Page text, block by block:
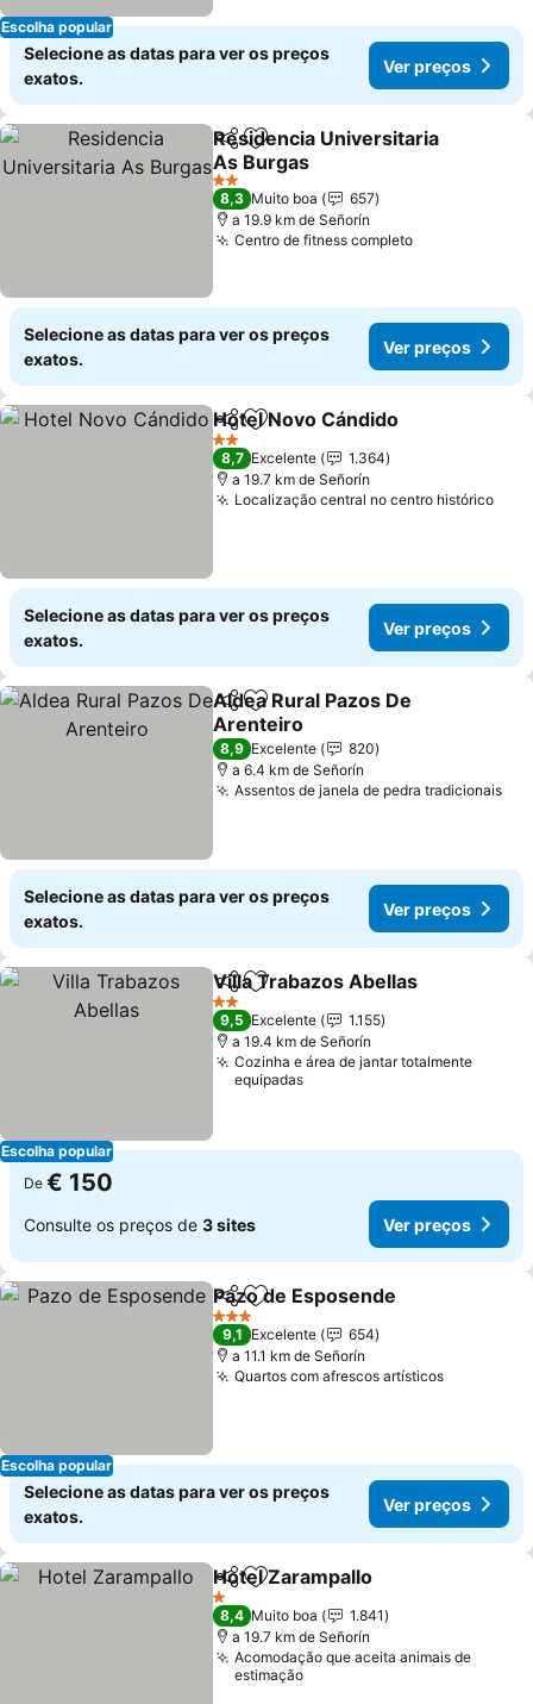
Escolha popular
Selecione as datas para ver os preços
exatos.
Ver preços
PartilharAdicionar aos favoritos
Residencia Universitaria
As Burgas
2 Estrelas
8,3 Muito boa
657
a 19.9 km de Señorín
Centro de fitness completo
Selecione as datas para ver os preços
exatos.
Ver preços
PartilharAdicionar aos favoritos
Hotel Novo Cándido
2 Estrelas
8,7 Excelente
1.364
a 19.7 km de Señorín
Localização central no centro histórico
Selecione as datas para ver os preços
exatos.
Ver preços
PartilharAdicionar aos favoritos
Aldea Rural Pazos De
Arenteiro
8,9 Excelente
820
a 6.4 km de Señorín
Assentos de janela de pedra tradicionais
Selecione as datas para ver os preços
exatos.
Ver preços
Escolha popular
PartilharAdicionar aos favoritos
Villa Trabazos Abellas
2 Estrelas
9,5 Excelente
1.155
a 19.4 km de Señorín
Cozinha e área de jantar totalmente
equipadas
De € 150
Consulte os preços de 3 sites Ver preços
Escolha popular
PartilharAdicionar aos favoritos
Pazo de Esposende
3 Estrelas
9,1 Excelente
654
a 11.1 km de Señorín
Quartos com afrescos artísticos
Selecione as datas para ver os preços
exatos.
Ver preços
PartilharAdicionar aos favoritos
Hotel Zarampallo
1 Estrelas
8,4 Muito boa
1.841
a 19.7 km de Señorín
Acomodação que aceita animais de
estimação